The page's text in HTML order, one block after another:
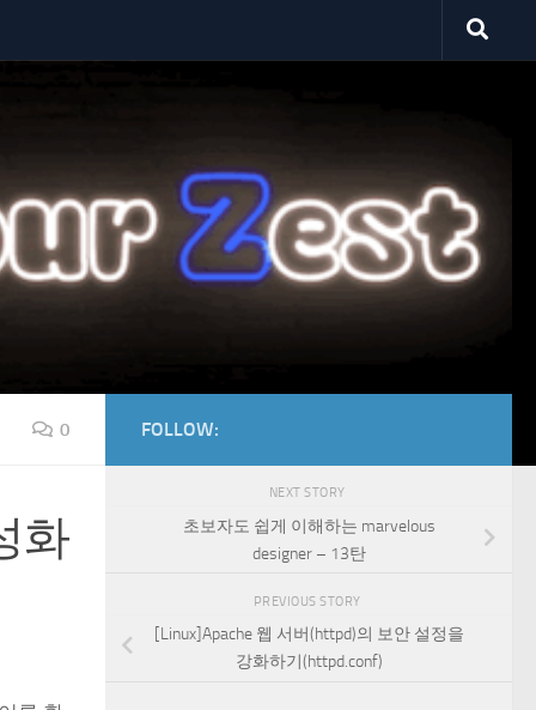
0
화
FOLLOW:
NEXT STORY
초보자도 쉽게 이해하는 marvelous
designer – 13탄
PREVIOUS STORY
[Linux]Apache 웹 서버(httpd)의 보안 설정을
강화하기(httpd.conf)